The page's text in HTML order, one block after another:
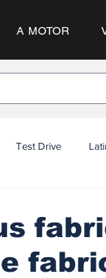
A MOTOR
Test Drive